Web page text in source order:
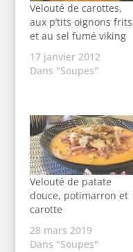
Velouté de carottes,
aux p’tits oignons frits
et au sel fumé viking
17 janvier 2012
Dans "Soupes"
Velouté de patate
douce, potimarron et
carotte
28 mars 2019
Dans "Soupes"